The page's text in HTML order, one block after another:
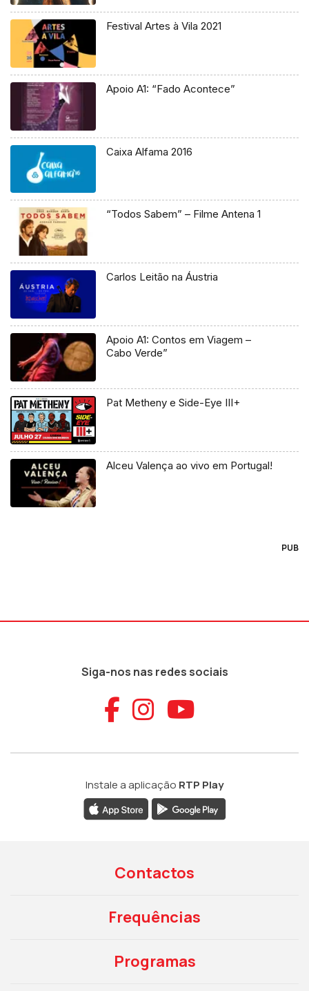
Festival Artes à Vila 2021
Apoio A1: “Fado Acontece”
Caixa Alfama 2016
“Todos Sabem” – Filme Antena 1
Carlos Leitão na Áustria
Apoio A1: Contos em Viagem –
Cabo Verde”
Pat Metheny e Side-Eye III+
Alceu Valença ao vivo em Portugal!
PUB
Siga-nos nas redes sociais
Aceder ao
Aceder ao
Aceder
Instale a aplicação RTP Play
Contactos
Frequências
Programas